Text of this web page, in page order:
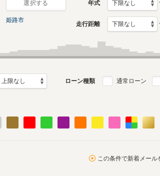
選択する 年式
姫路市
走行距離
ローン種類 通常ローン
この条件で新着メール